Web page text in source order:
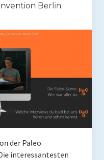
Berlin
der Paleo
interessantesten